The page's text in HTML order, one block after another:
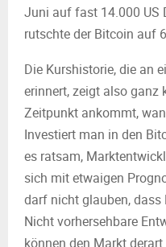
Juni auf fast 14.000 US
rutschte der Bitcoin auf
Die Kurshistorie, die an
erinnert, zeigt also ganz
Zeitpunkt ankommt,
Investiert man in den
es ratsam,
sich mit etwaigen
darf nicht glauben,
Nicht vorhersehbare
können den Markt